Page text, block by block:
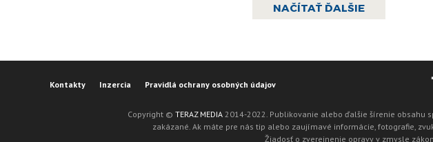
NAČÍTAŤ ĎALŠIE
Kontakty Inzercia Pravidlá ochrany osobných údajov
Copyright © TERAZ MEDIA 2014-2022. Publikovanie alebo ďalšie šírenie obsahu
zakázané. Ak máte pre nás tip alebo zaujímavé informácie, fotografie,
Žiadosť o zverejnenie opravy v zmysle